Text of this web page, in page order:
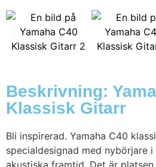
Beskrivning:
Klassisk Gitarr
Bli inspirerad. Yamaha C40
specialdesignad med nybörjare